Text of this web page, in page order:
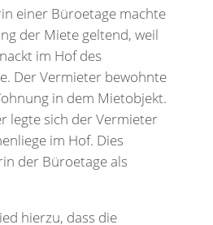
einer Büroetage machte
der Miete geltend, weil
im Hof des
Der Vermieter bewohnte
in dem Mietobjekt.
legte sich der Vermieter
im Hof. Dies
der Büroetage als
hierzu, dass die